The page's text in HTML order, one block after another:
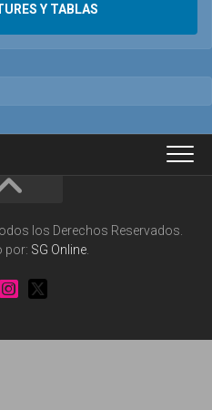
Y TABLAS
los Derechos Reservados.
por: SG Online.